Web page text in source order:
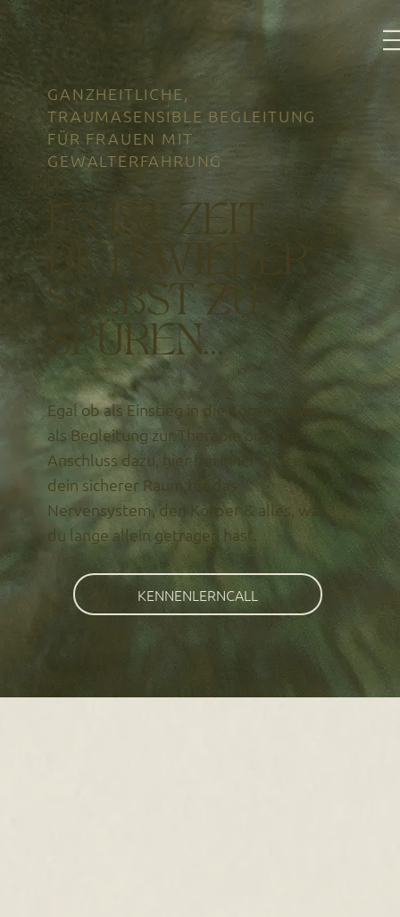
GANZHEITLICHE,
TRAUMASENSIBLE BEGLEITUNG
FÜR FRAUEN MIT
GEWALTERFAHRUNG
ES IST ZEIT,
DICH WIEDER
SELBST ZU
SPÜREN...
Egal ob als Einstieg in die Körperarbeit,
als Begleitung zur Therapie oder im
Anschluss dazu, hier bei Inner Space ist
dein sicherer Raum für das
Nervensystem, den Körper & alles, was
du lange allein getragen hast.
KENNENLERNCALL